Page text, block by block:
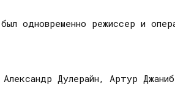
одновременно режиссер и
Дулерайн, Артур